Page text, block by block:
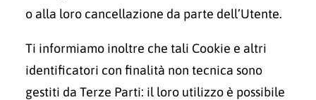
o alla loro cancellazione da parte dell’Utente.
Ti informiamo inoltre che tali Cookie e altri
identificatori con finalità non tecnica sono
gestiti da Terze Parti: il loro utilizzo è possibile